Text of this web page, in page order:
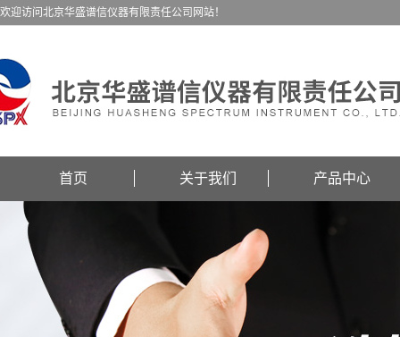
欢迎访问北京华盛谱信仪器有限责任公司网站！
首页 关于我们 产品中心